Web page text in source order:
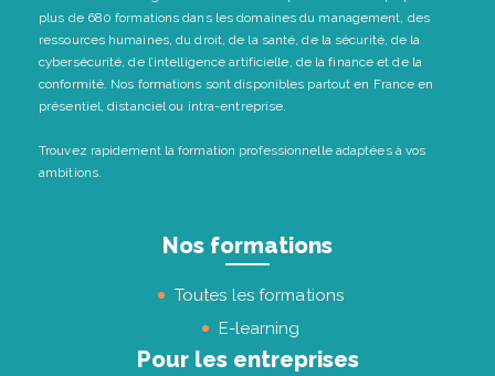
plus de 680 formations dans les domaines du management, des
ressources humaines, du droit, de la santé, de la sécurité, de la
cybersécurité, de l’intelligence artificielle, de la finance et de la
conformité. Nos formations sont disponibles partout en France en
présentiel, distanciel ou intra-entreprise.
Trouvez rapidement la formation professionnelle adaptées à vos
ambitions.
Nos formations
Toutes les formations
E-learning
Pour les entreprises